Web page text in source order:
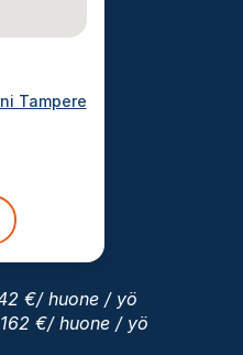
Tampere
€/ huone / yö
€/ huone / yö